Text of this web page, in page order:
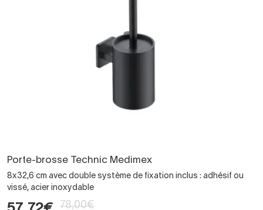
Porte-brosse Technic Medimex
8x32,6 cm avec double système de fixation inclus : adhésif ou
vissé, acier inoxydable
78,00€